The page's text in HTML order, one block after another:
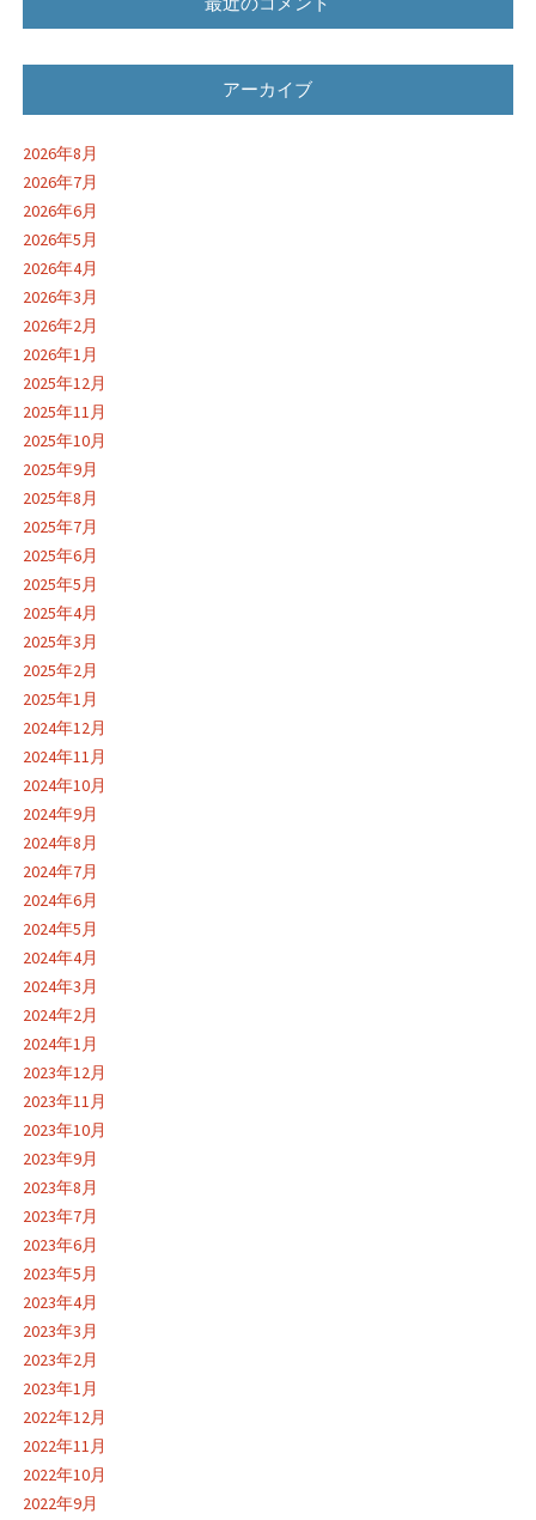
アーカイブ
2026年8月
2026年7月
2026年6月
2026年5月
2026年4月
2026年3月
2026年2月
2026年1月
2025年12月
2025年11月
2025年10月
2025年9月
2025年8月
2025年7月
2025年6月
2025年5月
2025年4月
2025年3月
2025年2月
2025年1月
2024年12月
2024年11月
2024年10月
2024年9月
2024年8月
2024年7月
2024年6月
2024年5月
2024年4月
2024年3月
2024年2月
2024年1月
2023年12月
2023年11月
2023年10月
2023年9月
2023年8月
2023年7月
2023年6月
2023年5月
2023年4月
2023年3月
2023年2月
2023年1月
2022年12月
2022年11月
2022年10月
2022年9月